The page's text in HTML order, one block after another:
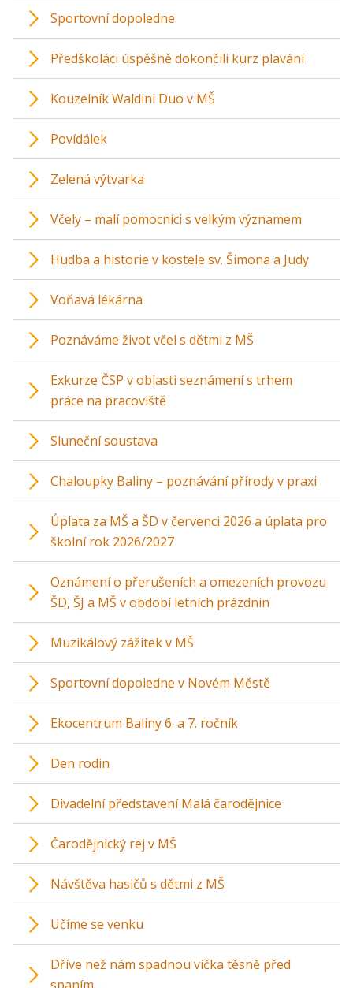
Sportovní dopoledne
Předškoláci úspěšně dokončili kurz plavání
Kouzelník Waldini Duo v MŠ
Povídálek
Zelená výtvarka
Včely – malí pomocníci s velkým významem
Hudba a historie v kostele sv. Šimona a Judy
Voňavá lékárna
Poznáváme život včel s dětmi z MŠ
Exkurze ČSP v oblasti seznámení s trhem
práce na pracoviště
Sluneční soustava
Chaloupky Baliny – poznávání přírody v praxi
Úplata za MŠ a ŠD v červenci 2026 a úplata pro
školní rok 2026/2027
Oznámení o přerušeních a omezeních provozu
ŠD, ŠJ a MŠ v období letních prázdnin
Muzikálový zážitek v MŠ
Sportovní dopoledne v Novém Městě
Ekocentrum Baliny 6. a 7. ročník
Den rodin
Divadelní představení Malá čarodějnice
Čarodějnický rej v MŠ
Návštěva hasičů s dětmi z MŠ
Učíme se venku
Dříve než nám spadnou víčka těsně před